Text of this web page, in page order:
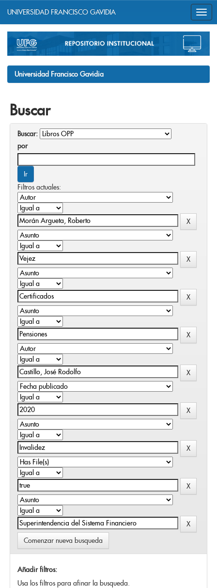
navigation
UNIVERSIDAD FRANCISCO GAVIDIA
Universidad Francisco Gavidia
Buscar
Buscar:
por
Filtros actuales:
Comenzar nueva busqueda
Añadir filtros:
Usa los filtros para afinar la busqueda.